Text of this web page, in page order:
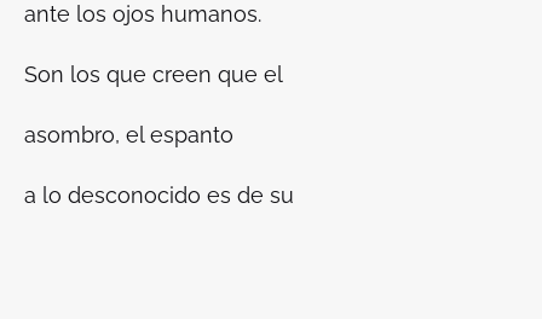
ante los ojos humanos.
Son los que creen que el
asombro, el espanto
a lo desconocido es de su